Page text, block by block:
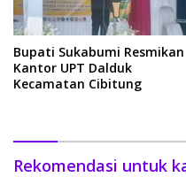
Bupati Sukabumi Resmikan
Kantor UPT Dalduk
Kecamatan Cibitung
Rekomendasi untuk